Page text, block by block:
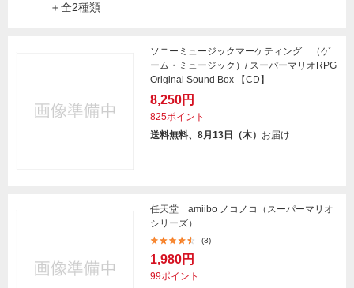
＋全2種類
ソニーミュージックマーケティング （ゲ
ーム・ミュージック）/ スーパーマリオRPG
Original Sound Box 【CD】
8,250円
825ポイント
送料無料、8月13日（木） お届け
任天堂 amiibo ノコノコ（スーパーマリオ
シリーズ）
(3)
1,980円
99ポイント